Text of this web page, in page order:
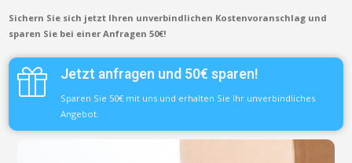
Sichern Sie sich jetzt Ihren unverbindlichen Kostenvoranschlag und
sparen Sie bei einer Anfragen 50€!
Jetzt anfragen und 50€ sparen!
Sparen Sie 50€ mit uns und erhalten Sie Ihr unverbindliches
Angebot.